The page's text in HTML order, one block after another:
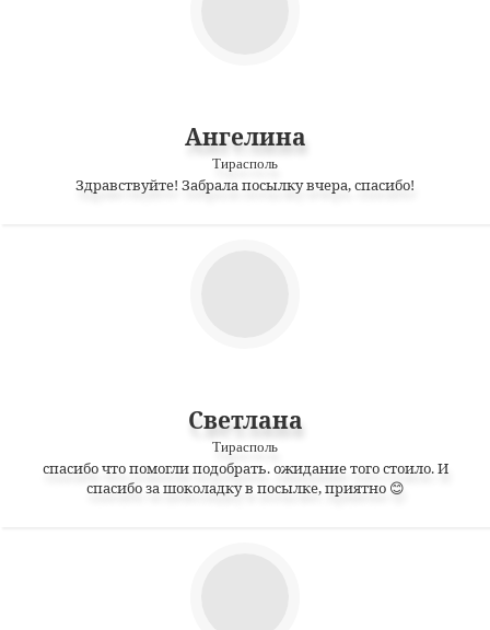
Ангелина
Тирасполь
Здравствуйте! Забрала посылку вчера, спасибо!
Светлана
Тирасполь
спасибо что помогли подобрать. ожидание того стоило. И
спасибо за шоколадку в посылке, приятно 😊